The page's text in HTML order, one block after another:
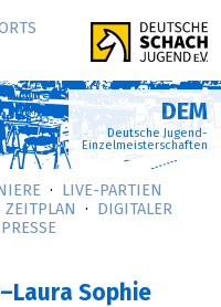
DEM
Deutsche Jugend-
Einzelmeisterschaften
LIVE-PARTIEN
ZEITPLAN
DIGITALER
PRESSE
Sophie